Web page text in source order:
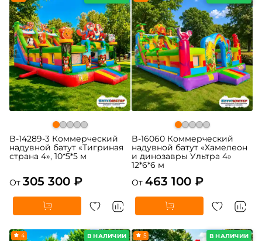
B-14289-3 Коммерческий
надувной батут «Тигриная
страна 4», 10*5*5 м
От 305 300 ₽
B-16060 Коммерческий
надувной батут «Хамелеон
и динозавры Ультра 4»
12*6*6 м
От 463 100 ₽
В НАЛИЧИИ
4 В НАЛИЧИИ
5